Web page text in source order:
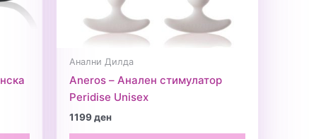
Анални Дилда
Aneros – Анален стимулатор
Peridise Unisex
1199ден